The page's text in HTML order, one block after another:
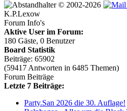
© 2002-2026
K.P.Lexow
Forum Info's
Aktive User im Forum:
180 Gäste, 0 Benutzer
Board Statistik
Beiträge: 65902
(59417 Antworten in 6485 Themen)
Forum Beiträge
Letzte 7 Beiträge:
Party.San 2026 die 30. Auflage!